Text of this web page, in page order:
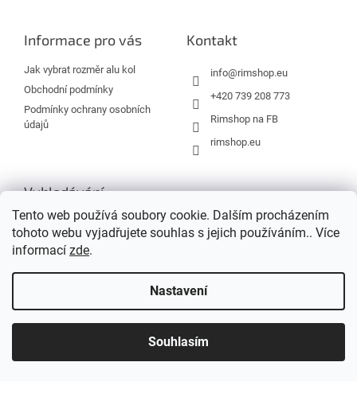
Tento web používá soubory cookie. Dalším procházením
tohoto webu vyjadřujete souhlas s jejich používáním.. Více
informací zde.
Nastavení
Souhlasím
Informace pro vás
Jak vybrat rozměr alu kol
Obchodní podmínky
Podmínky ochrany osobních
údajů
Kontakt
info@rimshop.eu
+420 739 208 773
Rimshop na FB
rimshop.eu
Vyhledávání
HLEDAT
Vytvořil Shoptet